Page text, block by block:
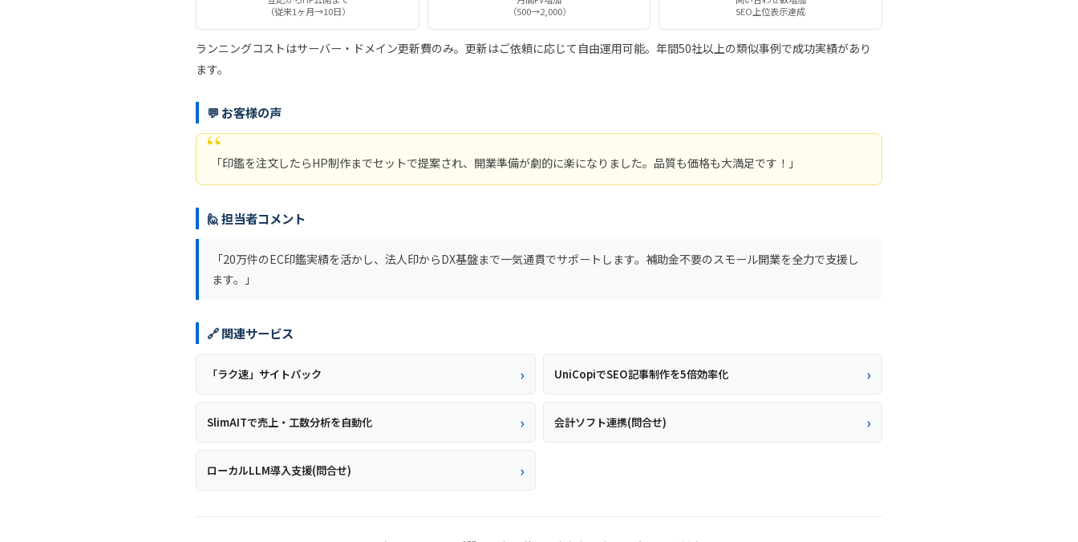
（従来1ヶ月→10日）
（500→2,000）
SEO上位表示達成
ランニングコストはサーバー・ドメイン更新費のみ。更新はご依頼に応じて自由運用可能。年間50社以上の類似事例で成功実績があり
ます。
💬 お客様の声
「印鑑を注文したらHP制作までセットで提案され、開業準備が劇的に楽になりました。品質も価格も大満足です！」
🙋 担当者コメント
「20万件のEC印鑑実績を活かし、法人印からDX基盤まで一気通貫でサポートします。補助金不要のスモール開業を全力で支援し
ます。」
🔗 関連サービス
「ラク速」サイトパック UniCopiでSEO記事制作を5倍効率化
SlimAITで売上・工数分析を自動化 会計ソフト連携(問合せ)
ローカルLLM導入支援(問合せ)